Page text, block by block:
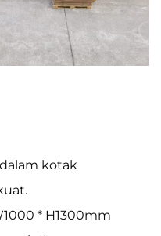
kotak
* H1300mm